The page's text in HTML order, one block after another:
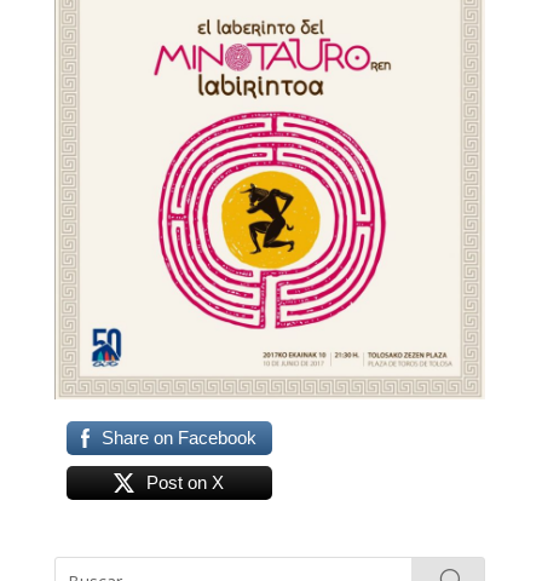
Share on Facebook
Post on X